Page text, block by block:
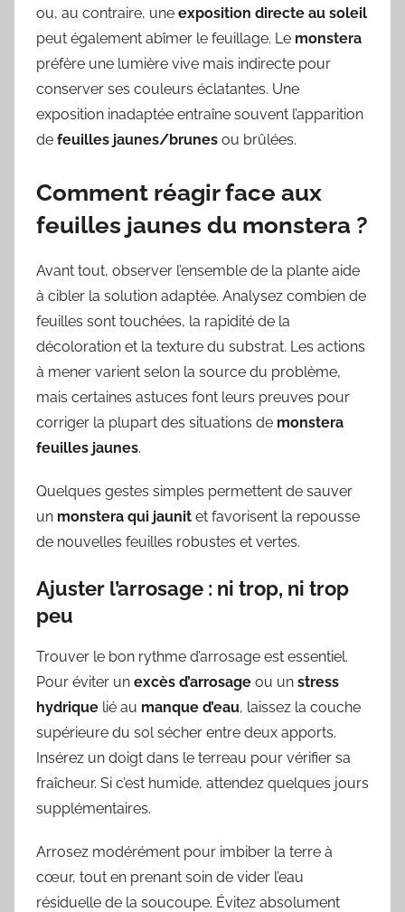
ou, au contraire, une exposition directe au soleil
peut également abîmer le feuillage. Le monstera
préfère une lumière vive mais indirecte pour
conserver ses couleurs éclatantes. Une
exposition inadaptée entraîne souvent l’apparition
de feuilles jaunes/brunes ou brûlées.
Comment réagir face aux
feuilles jaunes du monstera ?
Avant tout, observer l’ensemble de la plante aide
à cibler la solution adaptée. Analysez combien de
feuilles sont touchées, la rapidité de la
décoloration et la texture du substrat. Les actions
à mener varient selon la source du problème,
mais certaines astuces font leurs preuves pour
corriger la plupart des situations de monstera
feuilles jaunes.
Quelques gestes simples permettent de sauver
un monstera qui jaunit et favorisent la repousse
de nouvelles feuilles robustes et vertes.
Ajuster l’arrosage : ni trop, ni trop
peu
Trouver le bon rythme d’arrosage est essentiel.
Pour éviter un excès d’arrosage ou un stress
hydrique lié au manque d’eau, laissez la couche
supérieure du sol sécher entre deux apports.
Insérez un doigt dans le terreau pour vérifier sa
fraîcheur. Si c’est humide, attendez quelques jours
supplémentaires.
Arrosez modérément pour imbiber la terre à
cœur, tout en prenant soin de vider l’eau
résiduelle de la soucoupe. Évitez absolument